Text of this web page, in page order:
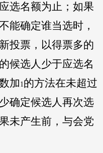
选名额为止；如果
能确定谁当选时，
投票，以得票多的
候选人少于应选名
加1的方法在未超过
确定候选人再次选
未产生前，与会党